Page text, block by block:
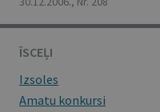
ĪSCEĻI
Izsoles
Amatu konkursi